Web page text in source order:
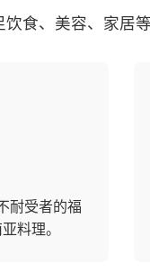
食、美容、家居等
耐受者的福
料理。